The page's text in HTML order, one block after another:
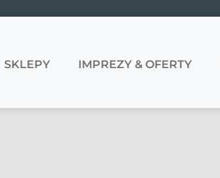
SKLEPY IMPREZY & OFERTY